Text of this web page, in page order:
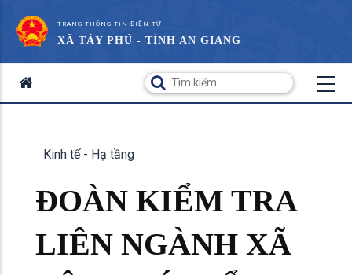
TRANG THÔNG TIN ĐIỆN TỬ
XÃ TÂY PHÚ - TỈNH AN GIANG
Kinh tế - Hạ tầng
ĐOÀN KIỂM TRA
LIÊN NGÀNH XÃ